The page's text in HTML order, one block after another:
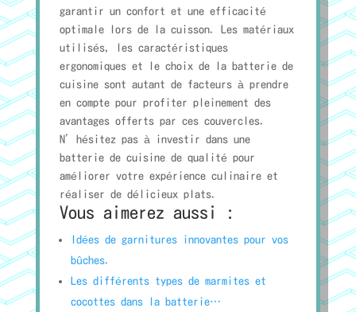
garantir un confort et une efficacité
optimale lors de la cuisson. Les matériaux
utilisés, les caractéristiques
ergonomiques et le choix de la batterie de
cuisine sont autant de facteurs à prendre
en compte pour profiter pleinement des
avantages offerts par ces couvercles.
N’hésitez pas à investir dans une
batterie de cuisine de qualité pour
améliorer votre expérience culinaire et
réaliser de délicieux plats.
Vous aimerez aussi :
Idées de garnitures innovantes pour vos
bûches.
Les différents types de marmites et
cocottes dans la batterie…